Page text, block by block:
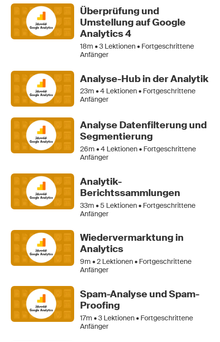
Überprüfung und
Umstellung auf Google
Analytics 4
18m •3 Lektionen • Fortgeschrittene
Anfänger
Analyse-Hub in der Analytik
23m •4 Lektionen • Fortgeschrittene
Anfänger
Analyse Datenfilterung und
Segmentierung
26m •4 Lektionen • Fortgeschrittene
Anfänger
Analytik-
Berichtssammlungen
33m •5 Lektionen • Fortgeschrittene
Anfänger
Wiedervermarktung in
Analytics
9m •2 Lektionen • Fortgeschrittene
Anfänger
Spam-Analyse und Spam-
Proofing
17m •3 Lektionen • Fortgeschrittene
Anfänger